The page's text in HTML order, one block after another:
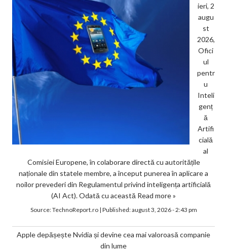
ieri, 2
augu
st
2026,
Ofici
ul
pentr
u
Inteli
genț
ă
Artifi
cială
al
Comisiei Europene, în colaborare directă cu autoritățile
naționale din statele membre, a început punerea în aplicare a
noilor prevederi din Regulamentul privind inteligența artificială
(AI Act). Odată cu această Read more »
Source:TechnoReport.ro| Published:august 3, 2026 - 2:43 pm
Apple depășește Nvidia și devine cea mai valoroasă companie
din lume